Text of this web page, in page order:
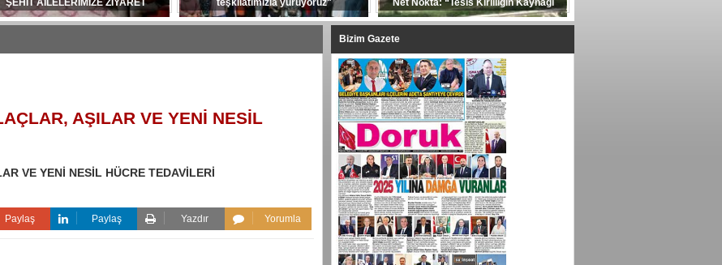
ŞEHİT AİLELERİMİZE ZİYARET
teşkilatımızla yürüyoruz"
Net Nokta: “Tesis Kirliliğin Kaynağı
Değil”
AŞILAR VE YENİ NESİL
VE YENİ NESİL HÜCRE TEDAVİLERİ
Paylaş Paylaş Yazdır Yorumla
Bizim Gazete